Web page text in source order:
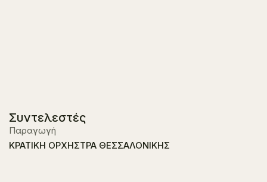
Συντελεστές
Παραγωγή
ΚΡΑΤΙΚΗ ΟΡΧΗΣΤΡΑ ΘΕΣΣΑΛΟΝΙΚΗΣ